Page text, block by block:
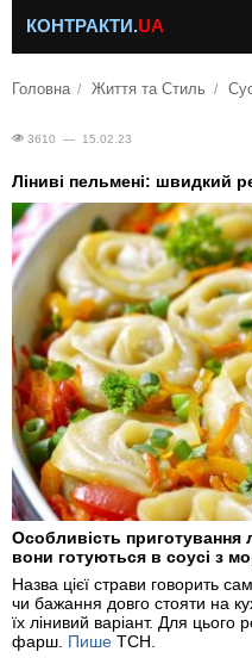
КОНТРАКТИ.UA
Головна Життя та Стиль
3610 — 15.02.23
Ліниві пельмені: швидкий
Особливість приготування
вони готуються в соусі з
Назва цієї страви говорить
чи бажання довго стояти на
їх лінивий варіант. Для цього
фарш. Пише ТСН.